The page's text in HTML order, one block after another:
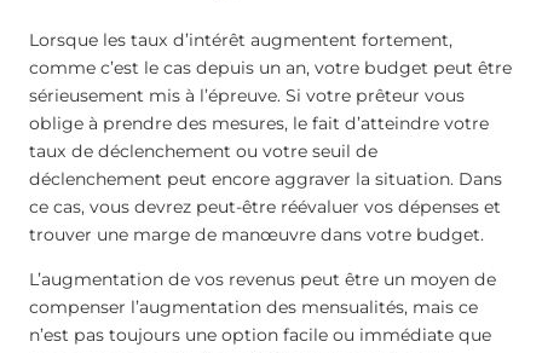
Lorsque les taux d’intérêt augmentent fortement,
comme c’est le cas depuis un an, votre budget peut être
sérieusement mis à l’épreuve. Si votre prêteur vous
oblige à prendre des mesures, le fait d’atteindre votre
taux de déclenchement ou votre seuil de
déclenchement peut encore aggraver la situation. Dans
ce cas, vous devrez peut-être réévaluer vos dépenses et
trouver une marge de manœuvre dans votre budget.
L’augmentation de vos revenus peut être un moyen de
compenser l’augmentation des mensualités, mais ce
n’est pas toujours une option facile ou immédiate que